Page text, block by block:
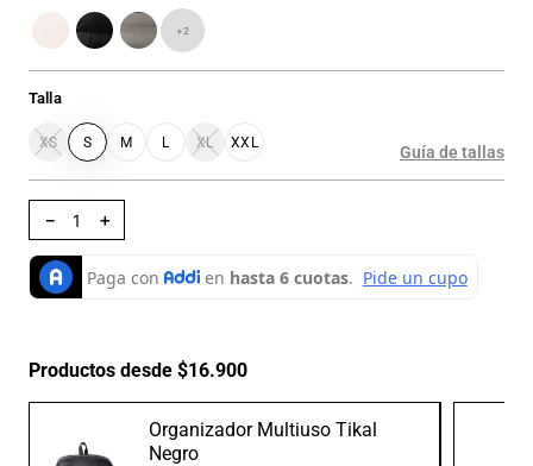
Talla
XS S M L XL XXL
+2
Guía de tallas
＋
－
Productos desde $16.900
Organizador Multiuso Tikal
Negro